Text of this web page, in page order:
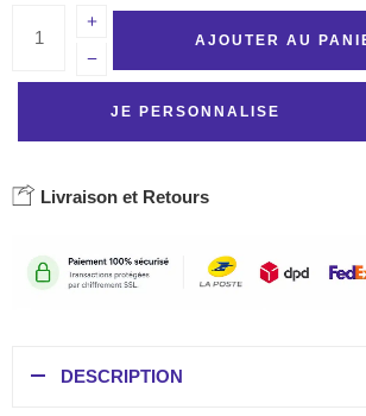
AJOUTER AU
JE PERSONNALISE
Livraison et Retours
DESCRIPTION